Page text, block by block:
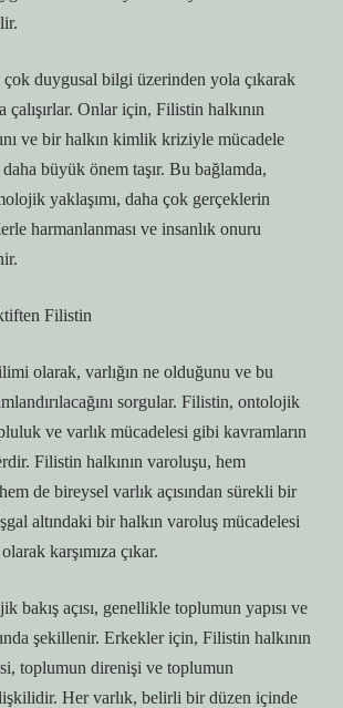
çok duygusal bilgi üzerinden yola çıkarak
çalışırlar. Onlar için, Filistin halkının
ve bir halkın kimlik kriziyle mücadele
büyük önem taşır. Bu bağlamda,
yaklaşımı, daha çok gerçeklerin
harmanlanması ve insanlık onuru
Filistin
olarak, varlığın ne olduğunu ve bu
sorgular. Filistin, ontolojik
ve varlık mücadelesi gibi kavramların
Filistin halkının varoluşu, hem
de bireysel varlık açısından sürekli bir
altındaki bir halkın varoluş mücadelesi
karşımıza çıkar.
bakış açısı, genellikle toplumun yapısı ve
şekillenir. Erkekler için, Filistin halkının
toplumun direnişi ve toplumun
Her varlık, belirli bir düzen içinde